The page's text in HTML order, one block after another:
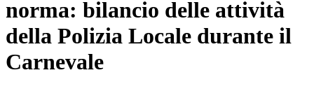
norma: bilancio delle attività
della Polizia Locale durante il
Carnevale